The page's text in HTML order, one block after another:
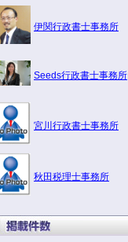
伊関行政書士事務所
Seeds行政書士事務所
宮川行政書士事務所
秋田税理士事務所